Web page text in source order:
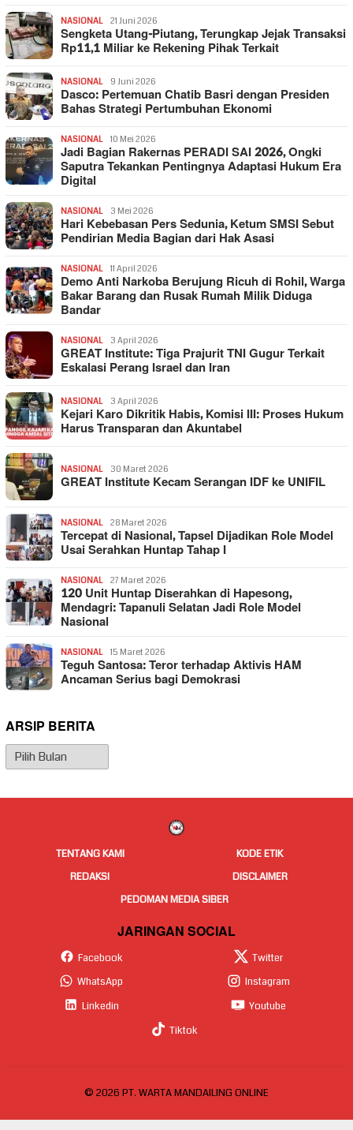
NASIONAL 21 Juni 2026
Sengketa Utang-Piutang, Terungkap Jejak Transaksi
Rp11,1 Miliar ke Rekening Pihak Terkait
NASIONAL 9 Juni 2026
Dasco: Pertemuan Chatib Basri dengan Presiden
Bahas Strategi Pertumbuhan Ekonomi
NASIONAL 10 Mei 2026
Jadi Bagian Rakernas PERADI SAI 2026, Ongki
Saputra Tekankan Pentingnya Adaptasi Hukum Era
Digital
NASIONAL 3 Mei 2026
Hari Kebebasan Pers Sedunia, Ketum SMSI Sebut
Pendirian Media Bagian dari Hak Asasi
NASIONAL 11 April 2026
Demo Anti Narkoba Berujung Ricuh di Rohil, Warga
Bakar Barang dan Rusak Rumah Milik Diduga
Bandar
NASIONAL 3 April 2026
GREAT Institute: Tiga Prajurit TNI Gugur Terkait
Eskalasi Perang Israel dan Iran
NASIONAL 3 April 2026
Kejari Karo Dikritik Habis, Komisi III: Proses Hukum
Harus Transparan dan Akuntabel
NASIONAL 30 Maret 2026
GREAT Institute Kecam Serangan IDF ke UNIFIL
NASIONAL 28 Maret 2026
Tercepat di Nasional, Tapsel Dijadikan Role Model
Usai Serahkan Huntap Tahap I
NASIONAL 27 Maret 2026
120 Unit Huntap Diserahkan di Hapesong,
Mendagri: Tapanuli Selatan Jadi Role Model
Nasional
NASIONAL 15 Maret 2026
Teguh Santosa: Teror terhadap Aktivis HAM
Ancaman Serius bagi Demokrasi
ARSIP BERITA
Arsip
Berita
TENTANG KAMI
KODE ETIK
REDAKSI
DISCLAIMER
PEDOMAN MEDIA SIBER
JARINGAN SOCIAL
Facebook
Twitter
WhatsApp
Instagram
Linkedin
Youtube
Tiktok
© 2026 PT. WARTA MANDAILING ONLINE